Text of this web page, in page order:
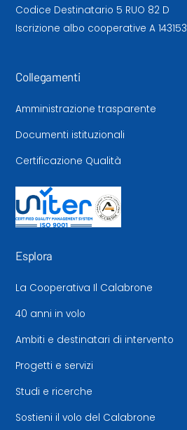
Codice Destinatario 5 RUO 82 D
Iscrizione albo cooperative A 143153
Collegamenti
Amministrazione trasparente
Documenti istituzionali
Certificazione Qualità
Esplora
La Cooperativa Il Calabrone
40 anni in volo
Ambiti e destinatari di intervento
Progetti e servizi
Studi e ricerche
Sostieni il volo del Calabrone